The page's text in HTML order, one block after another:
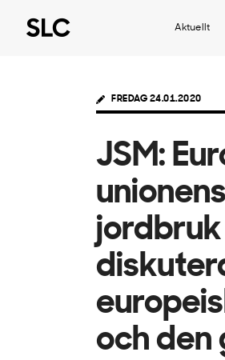
Aktuellt
FREDAG 24.01.2020
JSM:
jordbruk
och den